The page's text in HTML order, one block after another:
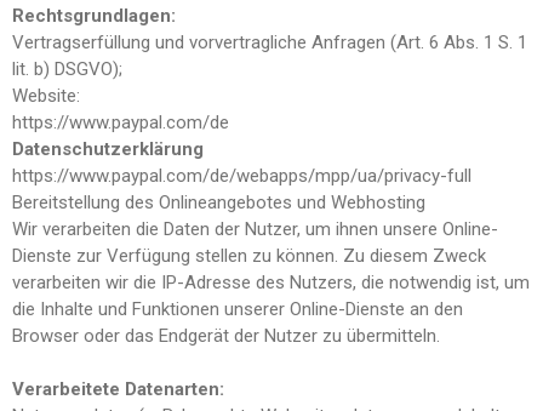
Rechtsgrundlagen:
Vertragserfüllung und vorvertragliche Anfragen (Art. 6 Abs. 1 S. 1
lit. b) DSGVO);
Website:
https://www.paypal.com/de
Datenschutzerklärung
https://www.paypal.com/de/webapps/mpp/ua/privacy-full
Bereitstellung des Onlineangebotes und Webhosting
Wir verarbeiten die Daten der Nutzer, um ihnen unsere Online-
Dienste zur Verfügung stellen zu können. Zu diesem Zweck
verarbeiten wir die IP-Adresse des Nutzers, die notwendig ist, um
die Inhalte und Funktionen unserer Online-Dienste an den
Browser oder das Endgerät der Nutzer zu übermitteln.
Verarbeitete Datenarten: